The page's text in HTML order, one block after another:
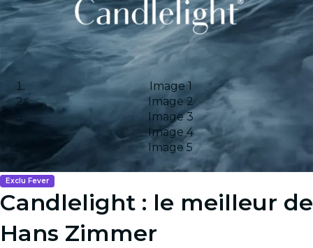
Image 1
Image 2
Image 3
Image 4
Image 5
Exclu Fever
Candlelight : le meilleur de
Hans Zimmer